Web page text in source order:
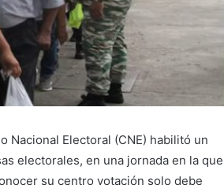
Nacional Electoral (CNE) habilitó un
electorales, en una jornada en la que
su centro votación solo debe